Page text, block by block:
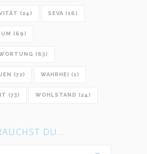
(24) SEVA (16)
(69)
(63)
(72) WAHRHEI (1)
(73) WOHLSTAND (24)
DU…